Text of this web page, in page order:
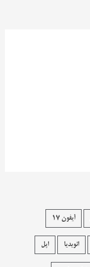
آیفون 17
انویدیا اپل